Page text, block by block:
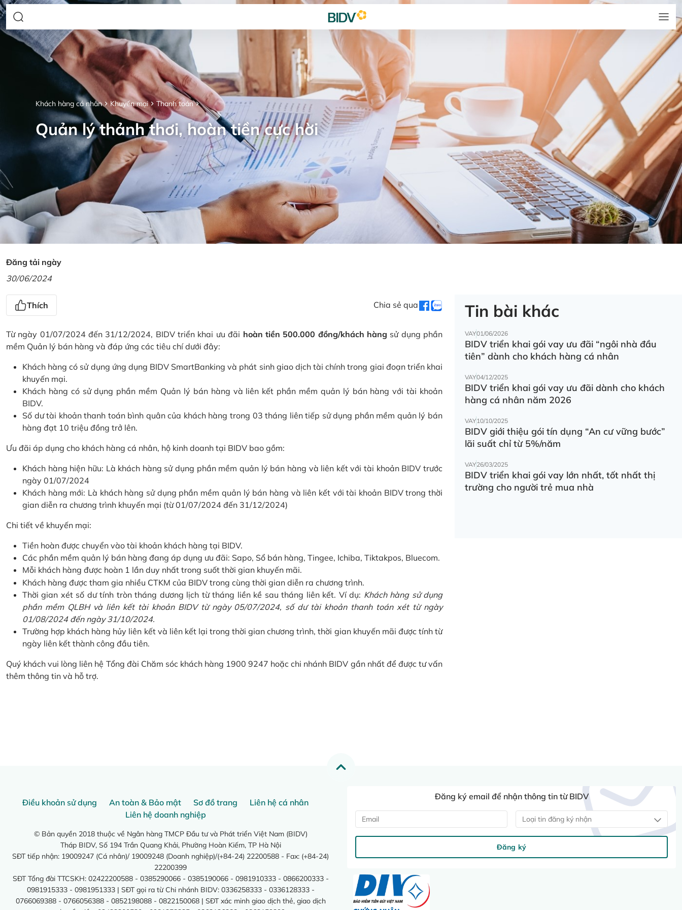
Khách hàng cá nhân Khuyến mại Thanh toán
Quản lý thảnh thơi, hoàn tiền cực hời
Đăng tải ngày
30/06/2024
Thích Chia sẻ qua
Từ ngày 01/07/2024 đến 31/12/2024, BIDV triển khai ưu đãi hoàn tiền 500.000 đồng/khách hàng sử dụng phần
mềm Quản lý bán hàng và đáp ứng các tiêu chí dưới đây:
Khách hàng có sử dụng ứng dụng BIDV SmartBanking và phát sinh giao dịch tài chính trong giai đoạn triển khai
khuyến mại.
Khách hàng có sử dụng phần mềm Quản lý bán hàng và liên kết phần mềm quản lý bán hàng với tài khoản
BIDV.
Số dư tài khoản thanh toán bình quân của khách hàng trong 03 tháng liên tiếp sử dụng phần mềm quản lý bán
hàng đạt 10 triệu đồng trở lên.
Ưu đãi áp dụng cho khách hàng cá nhân, hộ kinh doanh tại BIDV bao gồm:
Khách hàng hiện hữu: Là khách hàng sử dụng phần mềm quản lý bán hàng và liên kết với tài khoản BIDV trước
ngày 01/07/2024
Khách hàng mới: Là khách hàng sử dụng phần mềm quản lý bán hàng và liên kết với tài khoản BIDV trong thời
gian diễn ra chương trình khuyến mại (từ 01/07/2024 đến 31/12/2024)
Chi tiết về khuyến mại:
Tiền hoàn được chuyển vào tài khoản khách hàng tại BIDV.
Các phần mềm quản lý bán hàng đang áp dụng ưu đãi: Sapo, Sổ bán hàng, Tingee, Ichiba, Tiktakpos, Bluecom.
Mỗi khách hàng được hoàn 1 lần duy nhất trong suốt thời gian khuyến mãi.
Khách hàng được tham gia nhiều CTKM của BIDV trong cùng thời gian diễn ra chương trình.
Thời gian xét số dư tính tròn tháng dương lịch từ tháng liền kề sau tháng liên kết. Ví dụ: Khách hàng sử dụng
phần mềm QLBH và liên kết tài khoản BIDV từ ngày 05/07/2024, số dư tài khoản thanh toán xét từ ngày
01/08/2024 đến ngày 31/10/2024.
Trường hợp khách hàng hủy liên kết và liên kết lại trong thời gian chương trình, thời gian khuyến mãi được tính từ
ngày liên kết thành công đầu tiên.
Quý khách vui lòng liên hệ Tổng đài Chăm sóc khách hàng 1900 9247 hoặc chi nhánh BIDV gần nhất để được tư vấn
thêm thông tin và hỗ trợ.
Tin bài khác
VAY01/06/2026
BIDV triển khai gói vay ưu đãi “ngôi nhà đầu
tiên” dành cho khách hàng cá nhân
VAY04/12/2025
BIDV triển khai gói vay ưu đãi dành cho khách
hàng cá nhân năm 2026
VAY10/10/2025
BIDV giới thiệu gói tín dụng “An cư vững bước”
lãi suất chỉ từ 5%/năm
VAY26/03/2025
BIDV triển khai gói vay lớn nhất, tốt nhất thị
trường cho người trẻ mua nhà
Điều khoản sử dụng An toàn & Bảo mật Sơ đồ trang
Liên hệ cá nhân
Liên hệ doanh nghiệp
© Bản quyền 2018 thuộc về Ngân hàng TMCP Đầu tư và Phát triển Việt Nam (BIDV)
Tháp BIDV, Số 194 Trần Quang Khải, Phường Hoàn Kiếm, TP Hà Nội
SĐT tiếp nhận: 19009247 (Cá nhân)/ 19009248 (Doanh nghiệp)/(+84-24) 22200588 - Fax: (+84-24)
22200399
SĐT Tổng đài TTCSKH: 02422200588 - 0385290066 - 0385190066 - 0981910333 - 0866200333 -
0981915333 - 0981951333 | SĐT gọi ra từ Chi nhánh BIDV: 0336258333 - 0336128333 -
0766069388 - 0766056388 - 0852198088 - 0822150068 | SĐT xác minh giao dịch thẻ, giao dịch
Đăng ký email để nhận thông tin từ BIDV
Loại tin đăng ký nhận
Đăng ký